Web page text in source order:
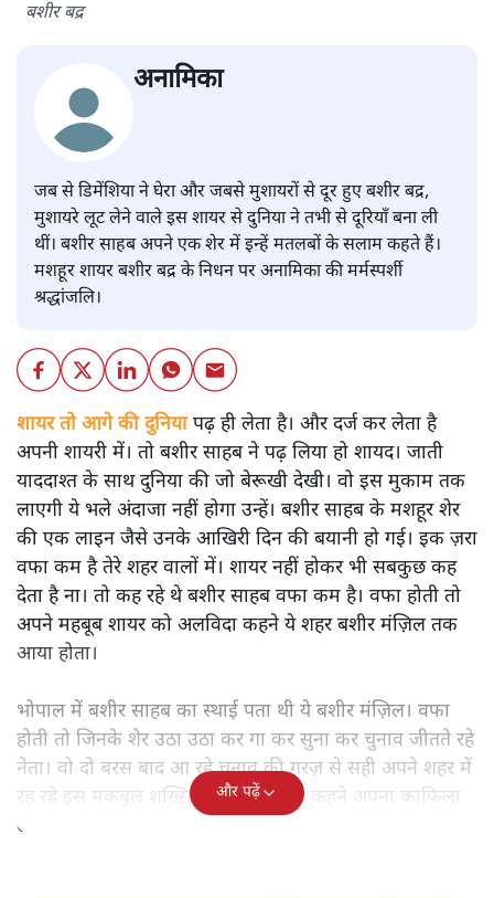
बशीर बद्र
अनामिका
जब से डिमेंशिया ने घेरा और जबसे मुशायरों से दूर हुए बशीर बद्र,
मुशायरे लूट लेने वाले इस शायर से दुनिया ने तभी से दूरियाँ बना ली
थीं। बशीर साहब अपने एक शेर में इन्हें मतलबों के सलाम कहते हैं।
मशहूर शायर बशीर बद्र के निधन पर अनामिका की मर्मस्पर्शी
श्रद्धांजलि।
शायर तो आगे की दुनियापढ़ ही लेता है। और दर्ज कर लेता है
अपनी शायरी में। तो बशीर साहब ने पढ़ लिया हो शायद। जाती
याददाश्त के साथ दुनिया की जो बेरूखी देखी। वो इस मुकाम तक
लाएगी ये भले अंदाजा नहीं होगा उन्हें। बशीर साहब के मशहूर शेर
की एक लाइन जैसे उनके आखिरी दिन की बयानी हो गई। इक ज़रा
वफा कम है तेरे शहर वालों में। शायर नहीं होकर भी सबकुछ कह
देता है ना। तो कह रहे थे बशीर साहब वफा कम है। वफा होती तो
अपने महबूब शायर को अलविदा कहने ये शहर बशीर मंज़िल तक
आया होता।
भोपाल में बशीर साहब का स्थाई पता थी ये बशीर मंज़िल। वफा
होती तो जिनके शेर उठा उठा कर गा कर सुना कर चुनाव जीतते रहे
नेता। वो दो बरस बाद आ रहे चुनाव की गरज़ से सही अपने शहर में
रह रहे इस मकबूल शख्सियत को अलविदा कहने अपना काफिला
उस गली तक लाते. . .।
और पढ़ें